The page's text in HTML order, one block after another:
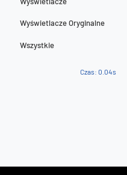
Wyświetlacze Oryginalne
Wszystkie
Czas: 0.04s